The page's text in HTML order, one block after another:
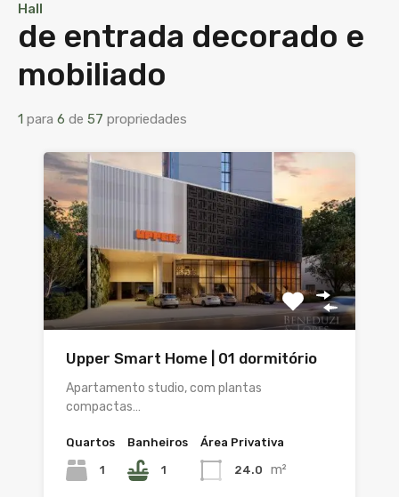
Hall
de entrada decorado e
mobiliado
1 para 6 de 57 propriedades
Upper Smart Home | 01 dormitório
Apartamento studio, com plantas
compactas…
Quartos
1
Banheiros
1
Área Privativa
24.0 m²